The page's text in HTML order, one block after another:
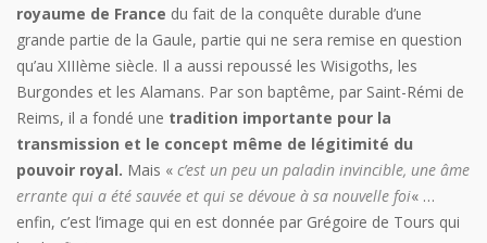
royaume de France du fait de la conquête durable d’une
grande partie de la Gaule, partie qui ne sera remise en question
qu’au XIIIème siècle. Il a aussi repoussé les Wisigoths, les
Burgondes et les Alamans. Par son baptême, par Saint-Rémi de
Reims, il a fondé une tradition importante pour la
transmission et le concept même de légitimité du
pouvoir royal. Mais « c’est un peu un paladin invincible, une âme
errante qui a été sauvée et qui se dévoue à sa nouvelle foi« …
enfin, c’est l’image qui en est donnée par Grégoire de Tours qui